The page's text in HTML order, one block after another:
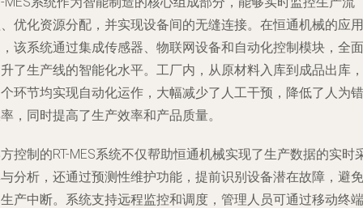
优化资源分配，并实现设备间的无缝连接。在恒通机械的应用
该系统通过集成传感器、物联网设备和自动化控制模块，全面
了生产线的智能化水平。工厂内，从原材料入库到成品出库，
环节均实现自动化运作，大幅减少了人工干预，降低了人为错
，同时提高了生产效率和产品质量。
控制的RT-MES系统不仅帮助恒通机械实现了生产数据的实时
分析，还通过预测性维护功能，提前识别设备潜在故障，避免
产中断。系统支持远程监控和调度，管理人员可通过移动终端